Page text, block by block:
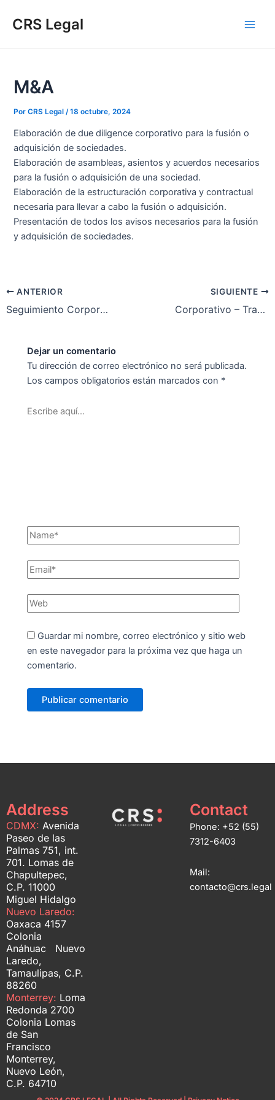
CRS Legal
M&A
PorCRS Legal /18 octubre, 2024
Elaboración de due diligence corporativo para la fusión o
adquisición de sociedades.
Elaboración de asambleas, asientos y acuerdos necesarios
para la fusión o adquisición de una sociedad.
Elaboración de la estructuración corporativa y contractual
necesaria para llevar a cabo la fusión o adquisición.
Presentación de todos los avisos necesarios para la fusión
y adquisición de sociedades.
de
ANTERIOR
Seguimiento Corporativo
SIGUIENTE
Corporativo – Transaccional
Dejar un comentario
Tu dirección de correo electrónico no será publicada.
Los campos obligatorios están marcados con *
aquí...
Guardar mi nombre, correo electrónico y sitio web
en este navegador para la próxima vez que haga un
comentario.
Address
CDMX: Avenida
Paseo de las
Palmas 751, int.
701. Lomas de
Chapultepec,
C.P. 11000
Miguel Hidalgo
Nuevo Laredo:
Oaxaca 4157
Colonia
Anáhuac Nuevo
Laredo,
Tamaulipas, C.P.
88260
Monterrey: Loma
Redonda 2700
Colonia Lomas
de San
Francisco
Monterrey,
Nuevo León,
C.P. 64710
Contact
Phone: +52 (55)
7312-6403
Mail:
contacto@crs.legal